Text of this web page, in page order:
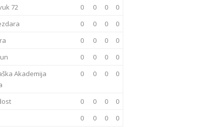
72 0 0 0
0
0 0 0
0
0 0 0
0
0 0 0
0
Akademija
0 0 0 0
0 0 0
0
0 0 0 0